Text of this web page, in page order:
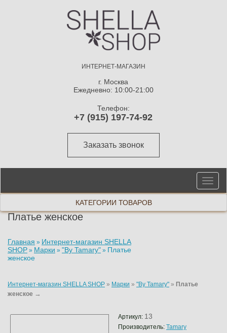
ИНТЕРНЕТ-МАГАЗИН
г. Москва
Ежедневно: 10:00-21:00
Телефон:
+7 (915) 197-74-92
Заказать звонок
КАТЕГОРИИ ТОВАРОВ
Платье женское
Главная » Интернет-магазин SHELLA
SHOP » Марки » "By Tamary" » Платье
женское
Интернет-магазин SHELLA SHOP » Марки » "By Tamary" » Платье
женское →
Артикул: 13
Производитель: Tamary